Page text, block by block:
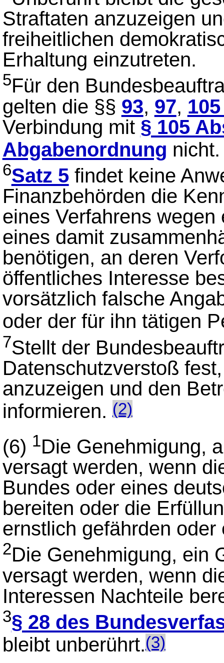
Straftaten anzuzeigen
freiheitlichen
Erhaltung einzutreten.
5Für den
gelten die §§ 93, 97,
Verbindung mit § 105
Abgabenordnung
6Satz 5findet keine
Finanzbehörden die
eines Verfahrens
eines damit
benötigen, an deren
öffentliches Interesse
vorsätzlich falsche
oder der für ihn tätigen
7Stellt der
Datenschutzverstoß
anzuzeigen und den
informieren.(2)
(6) 1Die Genehmigung,
versagt werden, wenn
Bundes oder eines
bereiten oder die
ernstlich gefährden
2Die Genehmigung, ein
versagt werden, wenn
Interessen Nachteile
3§ 28 des
bleibt unberührt.(3)